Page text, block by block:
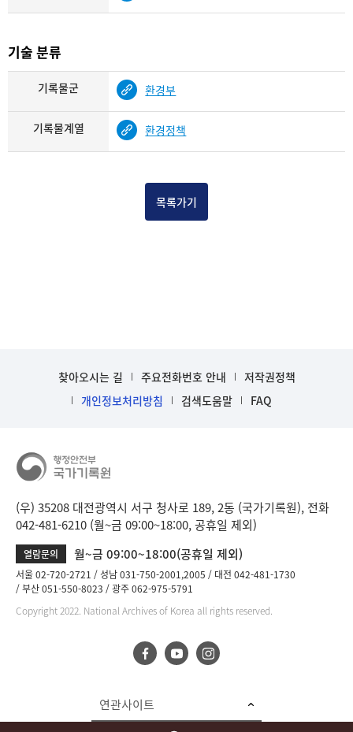
기술 분류
기록물군 환경부
기록물계열 환경정책
목록가기
찾아오시는 길 주요전화번호 안내
저작권정책
개인정보처리방침
검색도움말 FAQ
(우) 35208 대전광역시 서구 청사로 189, 2동 (국가기록원), 전화
042-481-6210 (월~금 09:00~18:00, 공휴일 제외)
열람문의 월~금 09:00~18:00(공휴일 제외)
서울 02-720-2721 성남 031-750-2001,2005
대전 042-481-1730
부산 051-550-8023
광주 062-975-5791
Copyright 2022. National Archives of Korea all rights reserved.
연관사이트